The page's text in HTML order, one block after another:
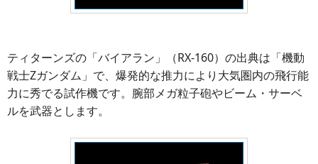
ティターンズの「バイアラン」（RX-160）の出典は「機動
戦士Zガンダム」で、爆発的な推力により大気圏内の飛行能
力に秀でる試作機です。腕部メガ粒子砲やビーム・サーベ
ルを武器とします。